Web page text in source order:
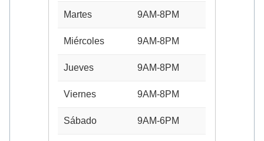
Martes 9AM-8PM
Miércoles 9AM-8PM
Jueves 9AM-8PM
Viernes 9AM-8PM
Sábado 9AM-6PM